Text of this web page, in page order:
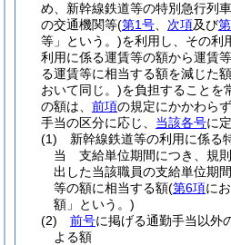
め、新幹線鉄道等の特別急行列
の交通機関等(第1号 次項及び
等」という。)を利用し、その利
利用に係る運賃等の額から運賃
る運賃等に相当する額を減じた額
おいて同じ。)を負担することを
の額は、 前項の規定にかかわらず
手当の区分に応じ、 当該各号に
(1)
新幹線鉄道等の利用に係る
当 支給単位期間につき、規
出した当該職員の支給単位期
等の額に相当する額(第6項に
額」という。)
(2)
前号に掲げる通勤手当以外
よる額